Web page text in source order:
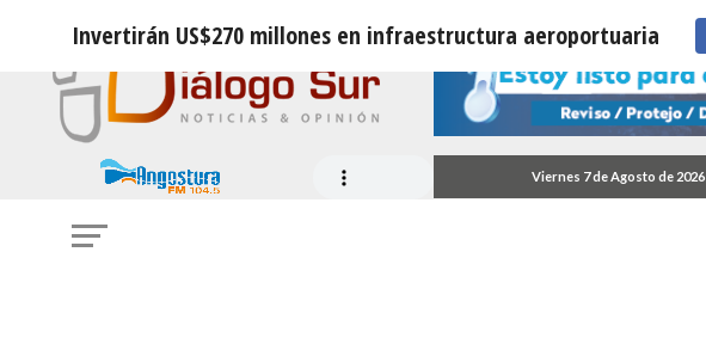
Viernes 7 de Agosto de 2026
Invertirán US$270 millones en infraestructura aeroportuaria
OBRAS PÚBLICAS